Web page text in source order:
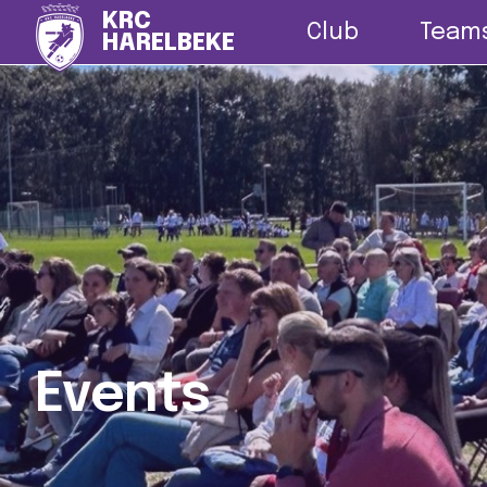
KRC
HARELBEKE
Club
Events